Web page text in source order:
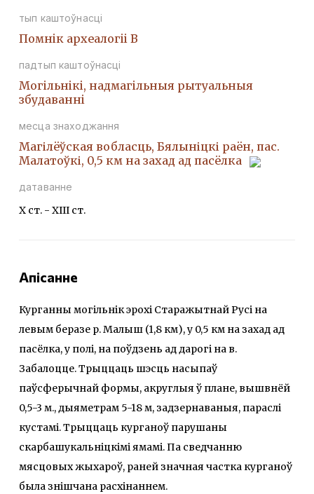
тып каштоўнасці
Помнiк археалогii В
падтып каштоўнасці
Могiльнiкi, надмагiльныя рытуальныя
збудаваннi
месца знаходжання
Магілёўская вобласць, Бялыніцкі раён, пас.
Малатоўкі, 0,5 км на захад ад пасёлка
датаванне
X ст. - XIII ст.
Апісанне
Курганны могільнік эрохі Старажытнай Русі на
левым беразе р. Малыш (1,8 км), у 0,5 км на захад ад
пасёлка, у полі, на поўдзень ад дарогі на в.
Забалоцце. Трыццаць шэсць насыпаў
паўсферычнай формы, акруглыя ў плане, вышвнёй
0,5-3 м., дыяметрам 5-18 м, задзернаваныя, параслі
кустамі. Трыццаць курганоў парушаны
скарбашукальніцкімі ямамі. Па сведчанню
мясцовых жыхароў, раней значная частка курганоў
была знішчана расхінаннем.